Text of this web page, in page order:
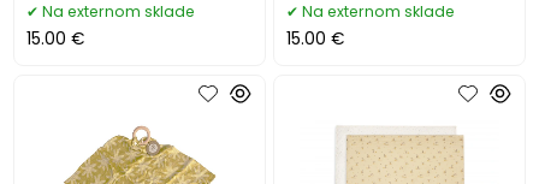
Na externom sklade
15.00 €
Na externom sklade
15.00 €